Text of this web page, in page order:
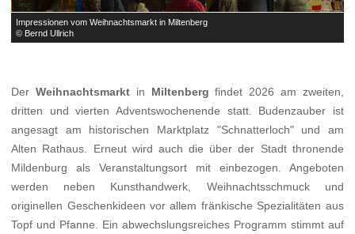
Impressionen vom Weihnachtsmarkt in Miltenberg
© Bernd Ullrich
DerWeihnachtsmarkt in Miltenberg findet 2026 am zweiten,
dritten und vierten Adventswochenende statt. Budenzauber ist
angesagt am historischen Marktplatz "Schnatterloch" und am
Alten Rathaus. Erneut wird auch die über der Stadt thronende
Mildenburg als Veranstaltungsort mit einbezogen. Angeboten
werden neben Kunsthandwerk, Weihnachtsschmuck und
originellen Geschenkideen vor allem fränkische Spezialitäten aus
Topf und Pfanne. Ein abwechslungsreiches Programm stimmt auf